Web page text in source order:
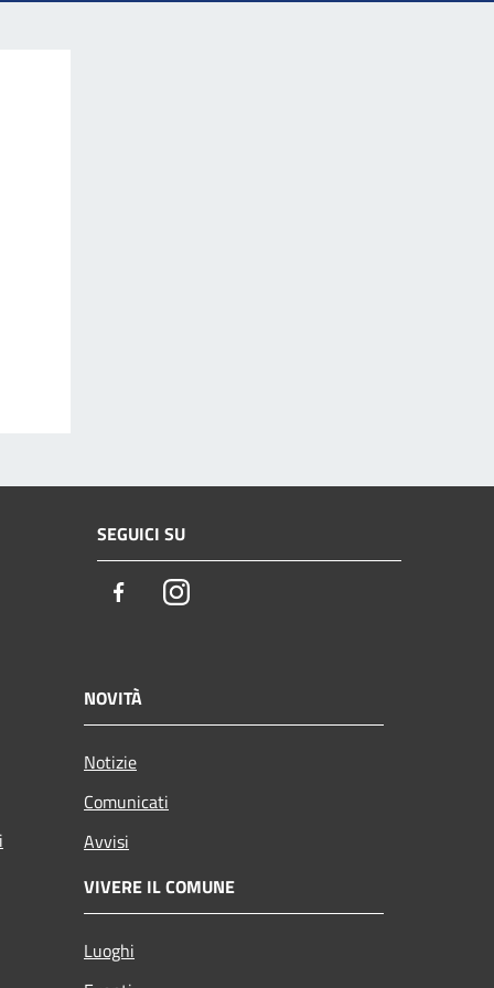
SEGUICI SU
FacebookInstagram
NOVITÀ
Notizie
Comunicati
Avvisi
VIVERE IL COMUNE
Luoghi